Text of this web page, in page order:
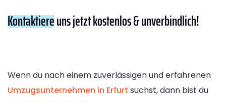
Kontaktiereuns jetzt kostenlos & unverbindlich!
Wenn du nach einem zuverlässigen und erfahrenen
Umzugsunternehmen in Erfurt suchst, dann bist du